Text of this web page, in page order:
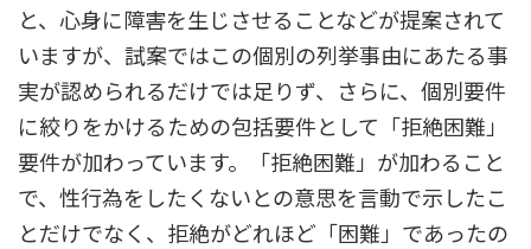
と、心身に障害を生じさせることなどが提案されて
いますが、試案ではこの個別の列挙事由にあたる事
実が認められるだけでは足りず、さらに、個別要件
に絞りをかけるための包括要件として「拒絶困難」
要件が加わっています。「拒絶困難」が加わること
で、性行為をしたくないとの意思を言動で示したこ
とだけでなく、拒絶がどれほど「困難」であったの